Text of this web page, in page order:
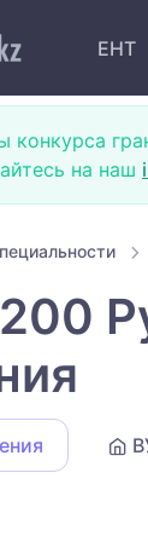
ЕНТ
конкурса
на наш